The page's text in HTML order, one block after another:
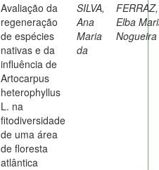
Avaliação da
regeneração
de espécies
nativas e da
influência de
Artocarpus
heterophyllus
L. na
fitodiversidade
de uma área
de floresta
atlântica
SILVA,
Ana
Maria
da
FERRAZ,
Elba
Nogueira